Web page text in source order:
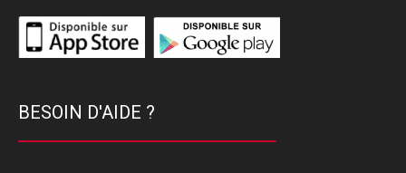
BESOIN D'AIDE ?